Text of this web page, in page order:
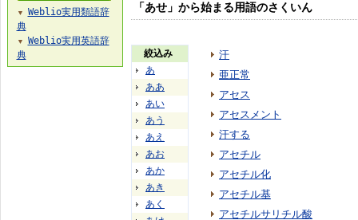
「あせ」から始まる用語のさくいん
絞込み
あ
ああ
あい
あう
あえ
あお
あか
あき
あく
汗
亜正常
アセス
アセスメント
汗する
アセチル
アセチル化
アセチル基
アセチルサリチル酸
▼
Weblio実用類語辞
典
▼
Weblio実用英語辞
典